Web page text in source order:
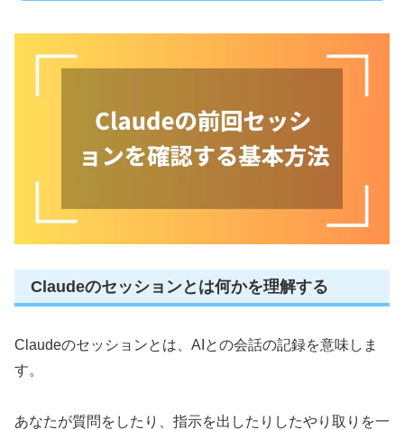
Claudeのセッションとは何かを理解する
Claudeのセッションとは、AIとの会話の記録を意味しま
す。
あなたが質問をしたり、指示を出したりしたやり取りを一